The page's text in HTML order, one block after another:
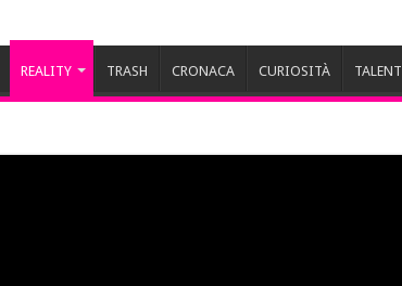
REALITY TRASH CRONACA CURIOSITÀ TALENT